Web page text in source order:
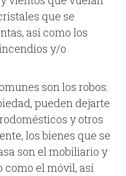
que se
así como los
y/o
son los robos:
pueden dejarte
y otros
los bienes que se
son el mobiliario y
como el móvil, así